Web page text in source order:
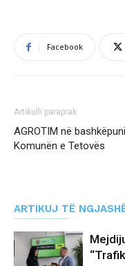
Facebook
Artikulli paraprak
AGROTIM në
Komunën e Tetovës
ARTIKUJ TË